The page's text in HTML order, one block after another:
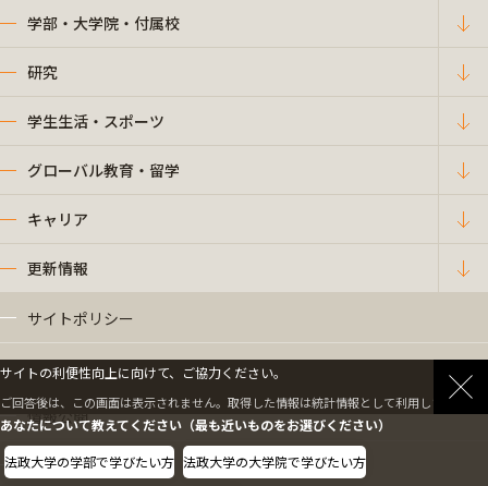
学部・大学院・付属校
研究
学生生活・スポーツ
グローバル教育・留学
キャリア
更新情報
サイトポリシー
プライバシーポリシー
情報公開
採用情報
サイトの利便性向上に向けて、ご協力ください。
ご回答後は、この画面は表示されません。取得した情報は統計情報として利用します。
あなたについて教えてください（最も近いものをお選びください）
法政大学の学部で学びたい方 法政大学の大学院で学びたい方